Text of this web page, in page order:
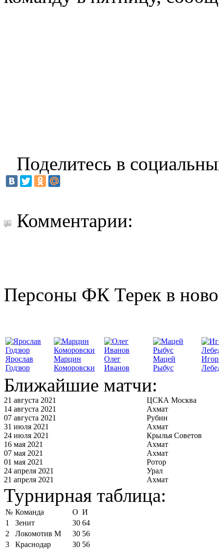
Поделитесь в
Комментарии:
Персоны ФК Терек в
Ярослав
Годзюр
Марцин
Коморовски
Олег
Иванов
Мацей
Рыбус
Ближайшие матчи:
21 августа 2021
ЦСКА Москва
14 августа 2021
Ахмат
07 августа 2021
Рубин
31 июля 2021
Ахмат
24 июля 2021
Крылья Советов
16 мая 2021
Ахмат
07 мая 2021
Ахмат
01 мая 2021
Ротор
24 апреля 2021
Урал
21 апреля 2021
Ахмат
Турнирная таблица:
№ Команда О И
1
Зенит 30 64
2
Локомотив М 30 56
3
Краснодар 30 56